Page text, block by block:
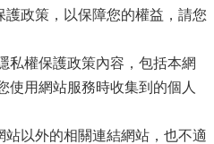
政策，以保障您的權益，請您
私權保護政策內容，包括本網
使用網站服務時收集到的個人
以外的相關連結網站，也不適